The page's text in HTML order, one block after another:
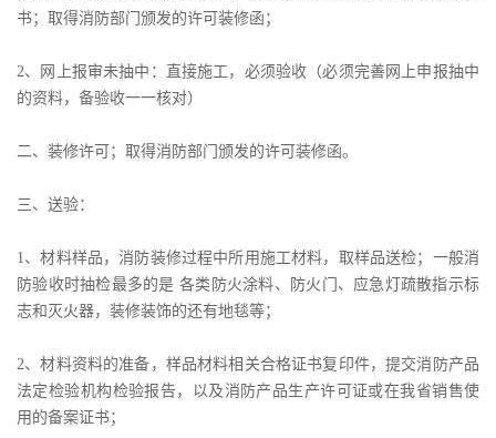
书；取得消防部门颁发的许可装修函；
2、网上报审未抽中：直接施工，必须验收（必须完善网上申报抽中
的资料，备验收一一核对）
二、装修许可；取得消防部门颁发的许可装修函。
三、送验：
1、材料样品，消防装修过程中所用施工材料，取样品送检；一般消
防验收时抽检最多的是 各类防火涂料、防火门、应急灯疏散指示标
志和灭火器，装修装饰的还有地毯等；
2、材料资料的准备，样品材料相关合格证书复印件，提交消防产品
法定检验机构检验报告，以及消防产品生产许可证或在我省销售使
用的备案证书；